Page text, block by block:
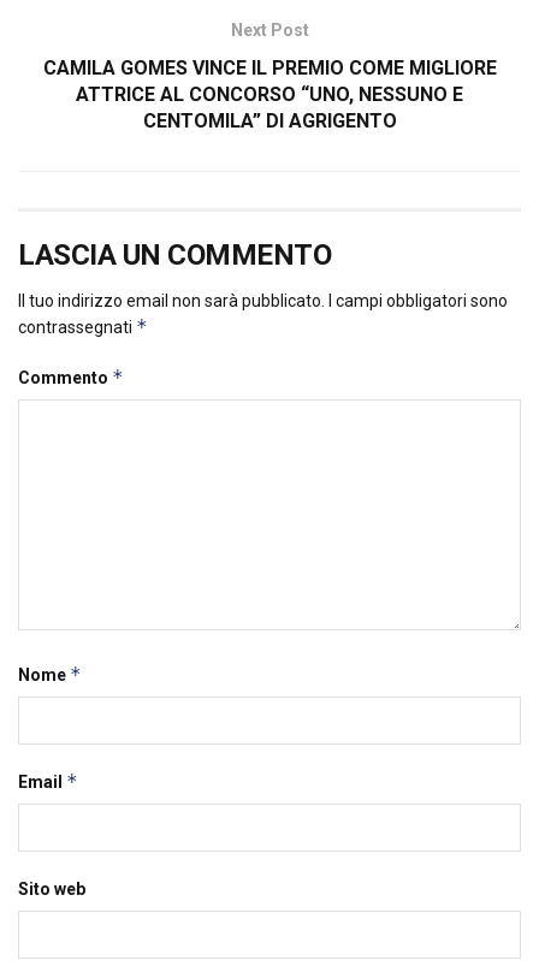
Next Post
CAMILA GOMES VINCE IL PREMIO COME MIGLIORE
ATTRICE AL CONCORSO “UNO, NESSUNO E
CENTOMILA” DI AGRIGENTO
LASCIA UN COMMENTO
Il tuo indirizzo email non sarà pubblicato.
I campi obbligatori sono
contrassegnati *
Commento *
Nome *
Email *
Sito web